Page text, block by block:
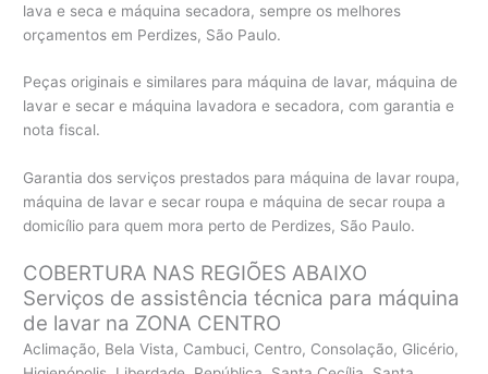
lava e seca e máquina secadora, sempre os melhores
orçamentos em Perdizes, São Paulo.
Peças originais e similares para máquina de lavar, máquina de
lavar e secar e máquina lavadora e secadora, com garantia e
nota fiscal.
Garantia dos serviços prestados para máquina de lavar roupa,
máquina de lavar e secar roupa e máquina de secar roupa a
domicílio para quem mora perto de Perdizes, São Paulo.
COBERTURA NAS REGIÕES ABAIXO
Serviços de assistência técnica para máquina
de lavar na ZONA CENTRO
Aclimação, Bela Vista, Cambuci, Centro, Consolação, Glicério,